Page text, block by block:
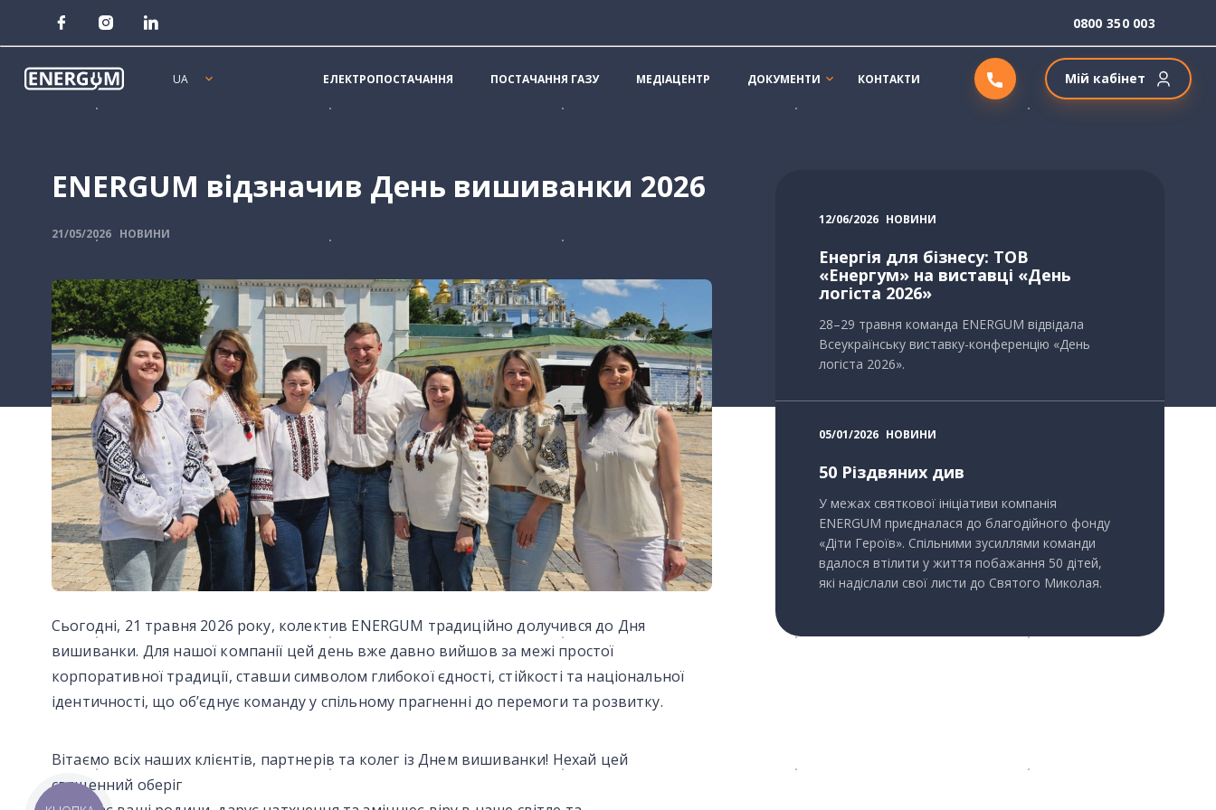
0800 350 003
ЕЛЕКТРОПОСТАЧАННЯ ПОСТАЧАННЯ ГАЗУ МЕДІАЦЕНТР ДОКУМЕНТИ КОНТАКТИ Мій кабінет
UA
ENERGUM відзначив День вишиванки 2026
21/05/2026 НОВИНИ
Сьогодні, 21 травня 2026 року, колектив ENERGUM традиційно долучився до Дня
вишиванки. Для нашої компанії цей день вже давно вийшов за межі простої
корпоративної традиції, ставши символом глибокої єдності, стійкості та національної
ідентичності, що об’єднує команду у спільному прагненні до перемоги та розвитку.
Вітаємо всіх наших клієнтів, партнерів та колег із Днем вишиванки! Нехай цей
священний оберіг
12/06/2026 НОВИНИ
Енергія для бізнесу: ТОВ
«Енергум» на виставці «День
логіста 2026»
28–29 травня команда ENERGUM відвідала
Всеукраїнську виставку-конференцію «День
логіста 2026».
05/01/2026 НОВИНИ
50 Різдвяних див
У межах святкової ініціативи компанія
ENERGUM приєдналася до благодійного фонду
«Діти Героїв». Спільними зусиллями команди
вдалося втілити у життя побажання 50 дітей,
які надіслали свої листи до Святого Миколая.